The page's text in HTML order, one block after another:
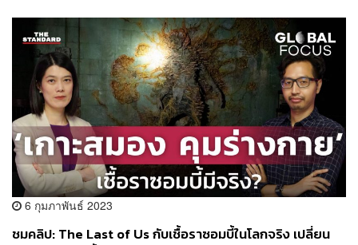
6 กุมภาพันธ์ 2023
ชมคลิป: The Last of Us กับเชื้อราซอมบี้ในโลกจริง เปลี่ยน